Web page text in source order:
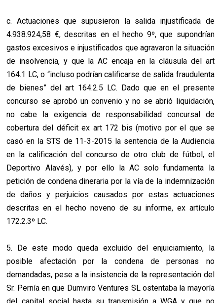
c. Actuaciones que supusieron la salida injustificada de
4.938.924,58 €, descritas en el hecho 9º, que supondrían
gastos excesivos e injustificados que agravaron la situación
de insolvencia, y que la AC encaja en la cláusula del art
164.1 LC, o “incluso podrían calificarse de salida fraudulenta
de bienes” del art 164.2.5 LC. Dado que en el presente
concurso se aprobó un convenio y no se abrió liquidación,
no cabe la exigencia de responsabilidad concursal de
cobertura del déficit ex art 172 bis (motivo por el que se
casó en la STS de 11-3-2015 la sentencia de la Audiencia
en la calificación del concurso de otro club de fútbol, el
Deportivo Alavés), y por ello la AC solo fundamenta la
petición de condena dineraria por la vía de la indemnización
de daños y perjuicios causados por estas actuaciones
descritas en el hecho noveno de su informe, ex artículo
172.2.3º LC.
5. De este modo queda excluido del enjuiciamiento, la
posible afectación por la condena de personas no
demandadas, pese a la insistencia de la representación del
Sr. Pernía en que Dumviro Ventures SL ostentaba la mayoría